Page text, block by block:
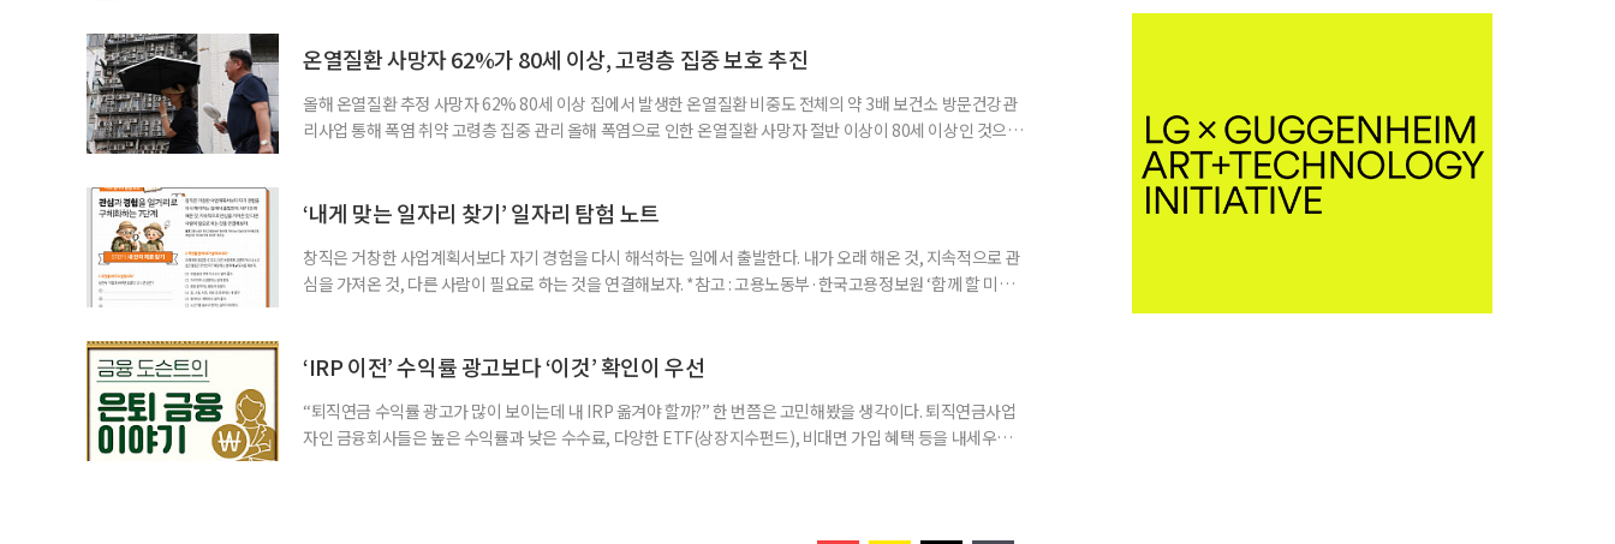
7000명으로, 1년 전보다 57만 명 증가했다. 15세 이상 인구에서 차지하는 비중은
온열질환 사망자 62%가 80세 이상, 고령층 집중 보호 추진
올해 온열질환 추정 사망자 62% 80세 이상 집에서 발생한 온열질환 비중도 전체의 약 3배 보건소 방문건강관
리사업 통해 폭염 취약 고령층 집중 관리 올해 폭염으로 인한 온열질환 사망자 절반 이상이 80세 이상인 것으로
고령층은 825명(33.8%), 80세 이상은 300명(12.3%)으로 집계됐다. 연령별 환자 수
‘내게 맞는 일자리 찾기’ 일자리 탐험 노트
창직은 거창한 사업계획서보다 자기 경험을 다시 해석하는 일에서 출발한다. 내가 오래 해온 것, 지속적으로 관
심을 가져온 것, 다른 사람이 필요로 하는 것을 연결해보자. *참고 : 고용노동부·한국고용정보원 ‘함께 할 미래
2._______________ 3._______________ ▷ 그중 내가 직접 해볼 만
‘IRP 이전’ 수익률 광고보다 ‘이것’ 확인이 우선
“퇴직연금 수익률 광고가 많이 보이는데 내 IRP 옮겨야 할까?” 한 번쯤은 고민해봤을 생각이다. 퇴직연금사업
자인 금융회사들은 높은 수익률과 낮은 수수료, 다양한 ETF(상장지수펀드), 비대면 가입 혜택 등을 내세우며